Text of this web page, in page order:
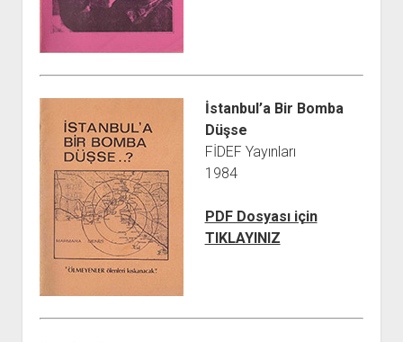
İstanbul’a Bir Bomba
Düşse
FİDEF Yayınları
1984
PDF Dosyası için
TIKLAYINIZ